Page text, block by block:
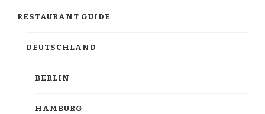
RESTAURANT GUIDE
DEUTSCHLAND
BERLIN
HAMBURG